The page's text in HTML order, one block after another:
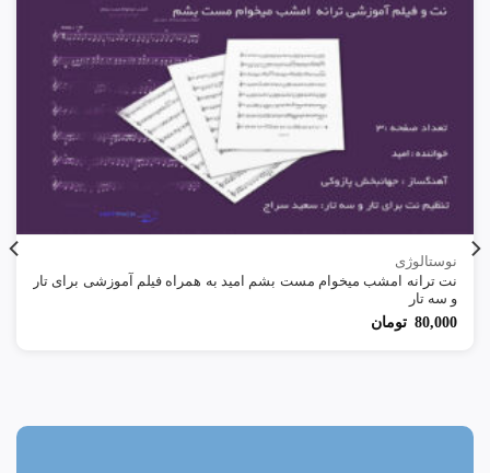
نوستالوژی
نت ترانه امشب میخوام مست بشم امید به همراه فیلم آموزشی برای تار
و سه تار
80,000 تومان